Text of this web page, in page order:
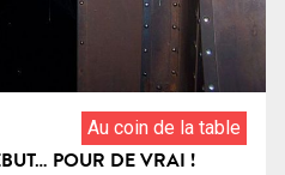
Au coin de la table
POUR DE VRAI !